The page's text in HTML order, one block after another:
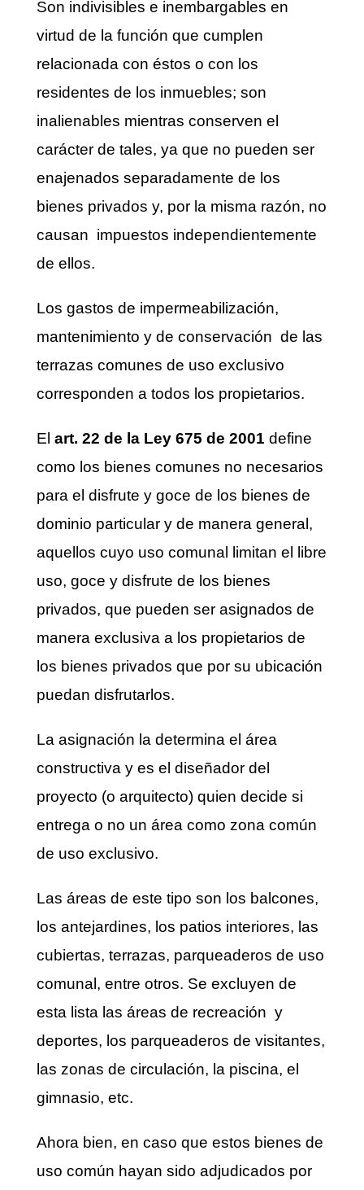
Son indivisibles e inembargables en
virtud de la función que cumplen
relacionada con éstos o con los
residentes de los inmuebles; son
inalienables mientras conserven el
carácter de tales, ya que no pueden ser
enajenados separadamente de los
bienes privados y, por la misma razón, no
causan impuestos independientemente
de ellos.
Los gastos de impermeabilización,
mantenimiento y de conservación de las
terrazas comunes de uso exclusivo
corresponden a todos los propietarios.
El art. 22 de la Ley 675 de 2001 define
como los bienes comunes no necesarios
para el disfrute y goce de los bienes de
dominio particular y de manera general,
aquellos cuyo uso comunal limitan el libre
uso, goce y disfrute de los bienes
privados, que pueden ser asignados de
manera exclusiva a los propietarios de
los bienes privados que por su ubicación
puedan disfrutarlos.
La asignación la determina el área
constructiva y es el diseñador del
proyecto (o arquitecto) quien decide si
entrega o no un área como zona común
de uso exclusivo.
Las áreas de este tipo son los balcones,
los antejardines, los patios interiores, las
cubiertas, terrazas, parqueaderos de uso
comunal, entre otros. Se excluyen de
esta lista las áreas de recreación y
deportes, los parqueaderos de visitantes,
las zonas de circulación, la piscina, el
gimnasio, etc.
Ahora bien, en caso que estos bienes de
uso común hayan sido adjudicados por